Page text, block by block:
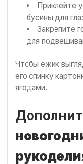
Приклейте
бусины для
Закрепите
для
Чтобы ежик
его спинку
ягодами.